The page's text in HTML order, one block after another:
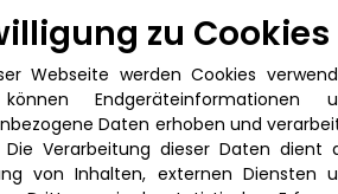
zu Cookies
Webseite werden Cookies
Endgeräteinformationen
Daten erhoben und
Die Verarbeitung dieser Daten dient
von Inhalten, externen Diensten